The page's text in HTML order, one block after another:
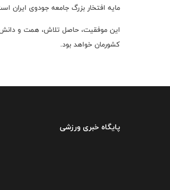
مایه افتخار بزرگ جامعه جودوی ایران
این موفقیت، حاصل تلاش، همت و دانش
کشورمان خواهد بود.
پایگاه خبری ورزشی